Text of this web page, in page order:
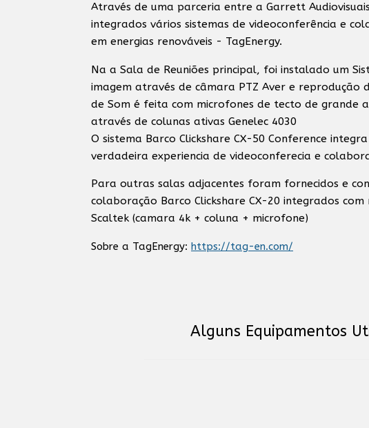
Através de uma parceria entre a Garrett
integrados vários sistemas de videoconferência e
em energias renováveis - TagEnergy.
Na a Sala de Reuniões principal, foi instalado um
imagem através de câmara PTZ Aver e reprodução
de Som é feita com microfones de tecto de grande
através de colunas ativas Genelec 4030
O sistema Barco Clickshare CX-50 Conference
verdadeira experiencia de videoconferecia e
Para outras salas adjacentes foram fornecidos e
colaboração Barco Clickshare CX-20 integrados
Scaltek (camara 4k + coluna + microfone)
Sobre a TagEnergy: https://tag-en.com/
Alguns Equipamentos